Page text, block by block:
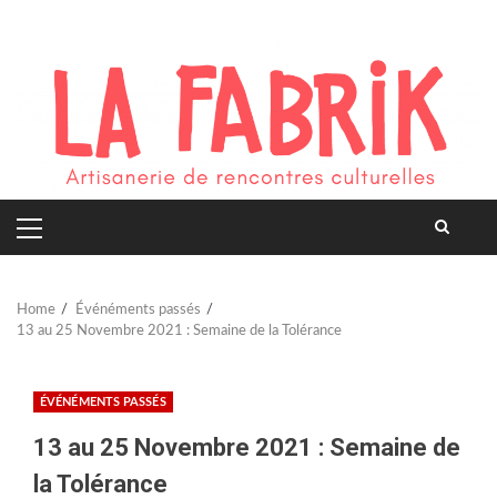
PRIMARY
MENU
Home
Événéments passés
13 au 25 Novembre 2021 : Semaine de la Tolérance
ÉVÉNÉMENTS PASSÉS
13 au 25 Novembre 2021 : Semaine de
la Tolérance